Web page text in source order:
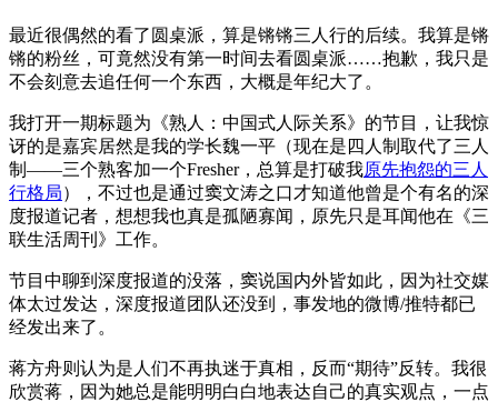
最近很偶然的看了圆桌派，算是锵锵三人行的后续。我算是锵
锵的粉丝，可竟然没有第一时间去看圆桌派……抱歉，我只是
不会刻意去追任何一个东西，大概是年纪大了。
我打开一期标题为《熟人：中国式人际关系》的节目，让我惊
讶的是嘉宾居然是我的学长魏一平（现在是四人制取代了三人
制——三个熟客加一个Fresher，总算是打破我原先抱怨的三人
行格局），不过也是通过窦文涛之口才知道他曾是个有名的深
度报道记者，想想我也真是孤陋寡闻，原先只是耳闻他在《三
联生活周刊》工作。
节目中聊到深度报道的没落，窦说国内外皆如此，因为社交媒
体太过发达，深度报道团队还没到，事发地的微博/推特都已
经发出来了。
蒋方舟则认为是人们不再执迷于真相，反而“期待”反转。我很
欣赏蒋，因为她总是能明明白白地表达自己的真实观点，一点